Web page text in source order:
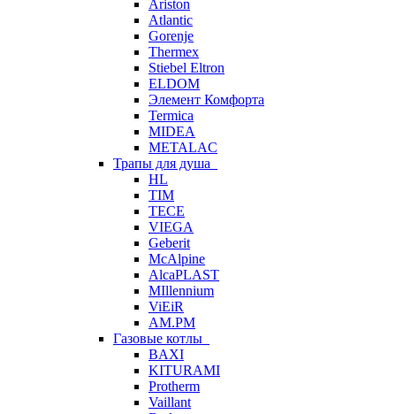
Ariston
Atlantic
Gorenje
Thermex
Stiebel Eltron
ELDOM
Элемент Комфорта
Termica
MIDEA
METALAC
Трапы для душа
HL
TIM
TECE
VIEGA
Geberit
McAlpine
AlcaPLAST
MIllennium
ViEiR
AM.PM
Газовые котлы
BAXI
KITURAMI
Protherm
Vaillant